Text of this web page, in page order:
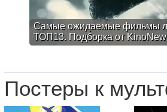
Самые ожидаемые фильмы
ТОП13. Подборка от
Постеры к